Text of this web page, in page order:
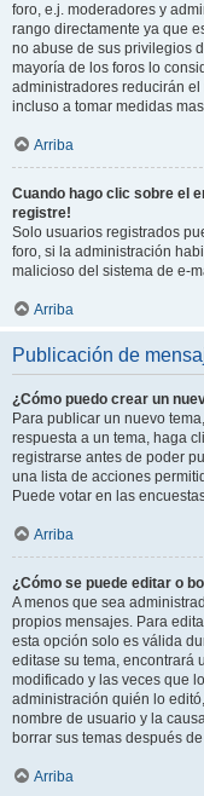
foro, e.j. moderadores y
rango directamente ya que
no abuse de sus privilegios
mayoría de los foros lo
administradores reducirán
incluso a tomar medidas
Arriba
Cuando hago clic sobre el
registre!
Solo usuarios registrados
foro, si la administración
malicioso del sistema de e-
Arriba
Publicación de
¿Cómo puedo crear un
Para publicar un nuevo
respuesta a un tema, haga
registrarse antes de poder
una lista de acciones
Puede votar en las
Arriba
¿Cómo se puede editar o
A menos que sea
propios mensajes. Para
esta opción solo es válida
editase su tema, encontrará
modificado y las veces que
administración quién lo
nombre de usuario y la
borrar sus temas después
Arriba